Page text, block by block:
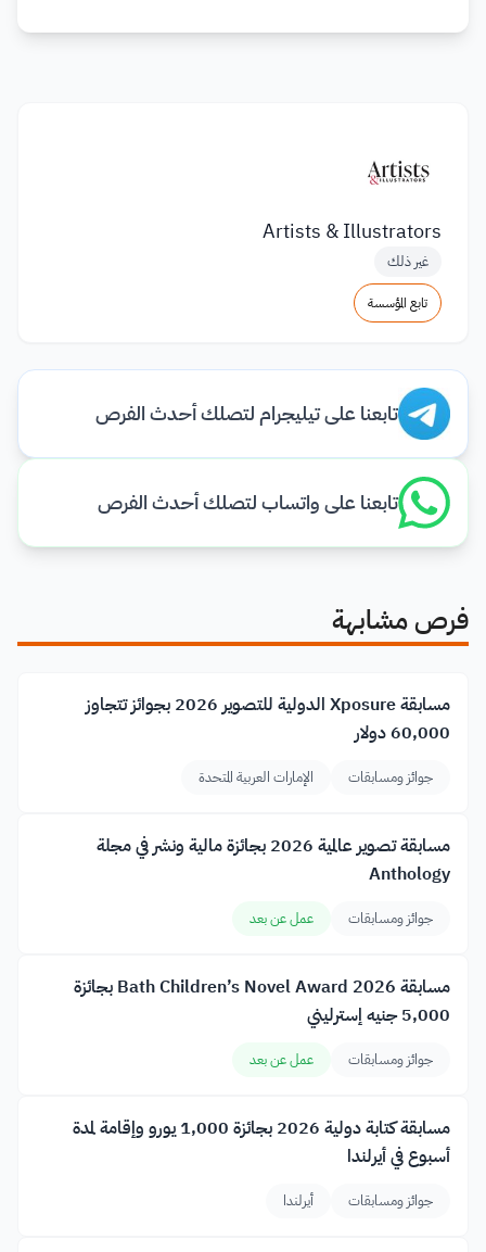
Artists & Illustrators
غير ذلك
تابع المؤسسة
تابعنا على تيليجرام لتصلك أحدث الفرص
تابعنا على واتساب لتصلك أحدث الفرص
فرص مشابهة
مسابقة Xposure الدولية للتصوير 2026 بجوائز تتجاوز
60,000 دولار
جوائز ومسابقات الإمارات العربية المتحدة
مسابقة تصوير عالمية 2026 بجائزة مالية ونشر في مجلة
Anthology
جوائز ومسابقات عمل عن بعد
مسابقة Bath Children’s Novel Award 2026 بجائزة
5,000 جنيه إسترليني
جوائز ومسابقات عمل عن بعد
مسابقة كتابة دولية 2026 بجائزة 1,000 يورو وإقامة لمدة
أسبوع في أيرلندا
جوائز ومسابقات أيرلندا